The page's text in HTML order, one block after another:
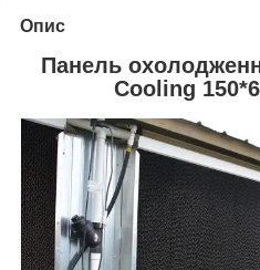
Опис
Панель
Cooling